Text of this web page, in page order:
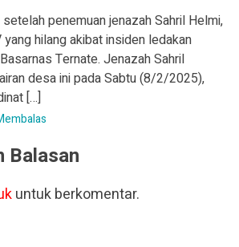
penemuan jenazah Sahril Helmi,
hilang akibat insiden ledakan
Ternate. Jenazah Sahril
desa ini pada Sabtu (8/2/2025),
[…]
Balasan
untuk berkomentar.